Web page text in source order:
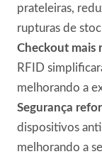
prateleiras,
rupturas de
Checkout mais
RFID
melhorando a
Segurança
dispositivos
melhorando a